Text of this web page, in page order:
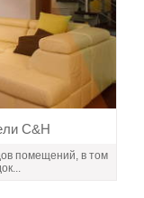
C&H
помещений, в том